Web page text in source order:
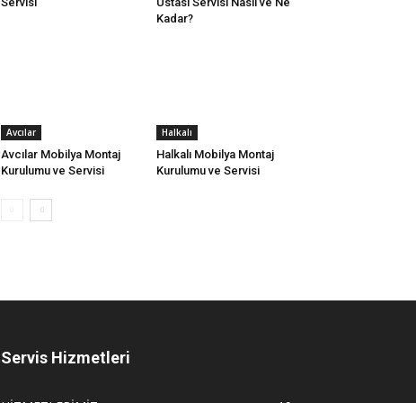
Kadar?
Avcılar
Avcılar Mobilya Montaj
Kurulumu ve Servisi
Halkalı
Halkalı Mobilya Montaj
Kurulumu ve Servisi
Servis Hizmetleri